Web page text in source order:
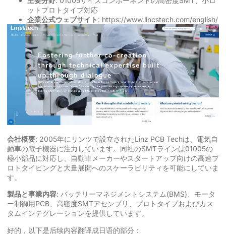
ットプロトタイプ対応
企業公式ウェブサイト : https://www.lincstech.com/english/
会社概要: 2005年にリンツで設立されたLinz PCB Techは、電気自
動車の電子機器に注力しています。同社のSMTラインは01005の
極小部品に対応し、自動車メーカーやスタートアップ向けの高速プ
ロトタイピングと大量展開へのスケーラビリティを可能にしていま
す。
製品と事業内容: バッテリーマネジメントシステム(BMS)、モータ
ー制御用PCB、高密度SMTアセンブリ、プロトタイプおよびカス
タムインテグレーションを提供しています。
好的，以下是后续内容翻译成日语的部分：